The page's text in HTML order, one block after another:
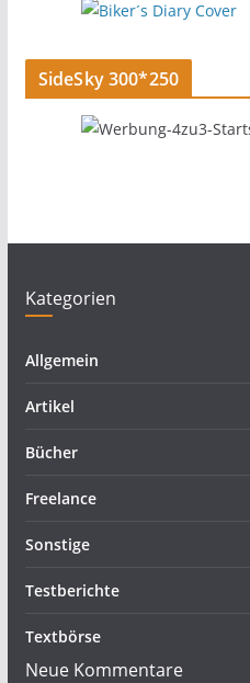
SideSky 300*250
Kategorien
Allgemein
Artikel
Bücher
Freelance
Sonstige
Testberichte
Textbörse
Neue Kommentare